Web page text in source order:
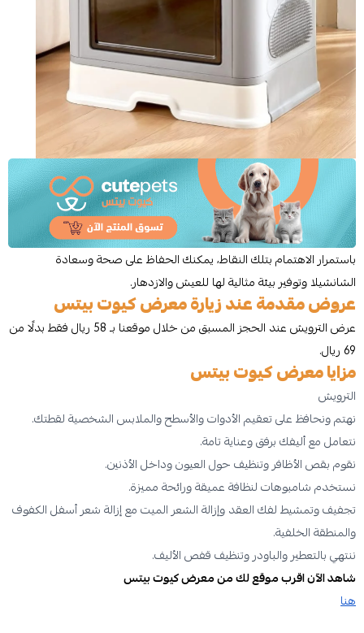
باستمرار الاهتمام بتلك النقاط، يمكنك الحفاظ على صحة وسعادة
الشانشيلا وتوفير بيئة مثالية لها للعيش والازدهار.
عروض مقدمة عند زيارة معرض كيوت بيتس
عرض الترويش عند الحجز المسبق من خلال موقعنا بـ 58 ريال فقط بدلًا من
69 ريال.
مزايا معرض كيوت بيتس
الترويش
نهتم ونحافظ على تعقيم الأدوات والأسطح والملابس الشخصية لقطتك.
نتعامل مع أليفك برفق وعناية تامة.
نقوم بقص الأظافر وتنظيف حول العيون وداخل الأذنين.
نستخدم شامبوهات لنظافة عميقة ورائحة مميزة.
تجفيف وتمشيط لفك العقد وإزالة الشعر الميت مع إزالة شعر أسفل الكفوف
والمنطقة الخلفية.
ننتهي بالتعطير والباودر وتنظيف قفص الأليف.
شاهد الآن اقرب موقع لك من معرض كيوت بيتس
هنا